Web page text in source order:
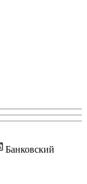
Банковский